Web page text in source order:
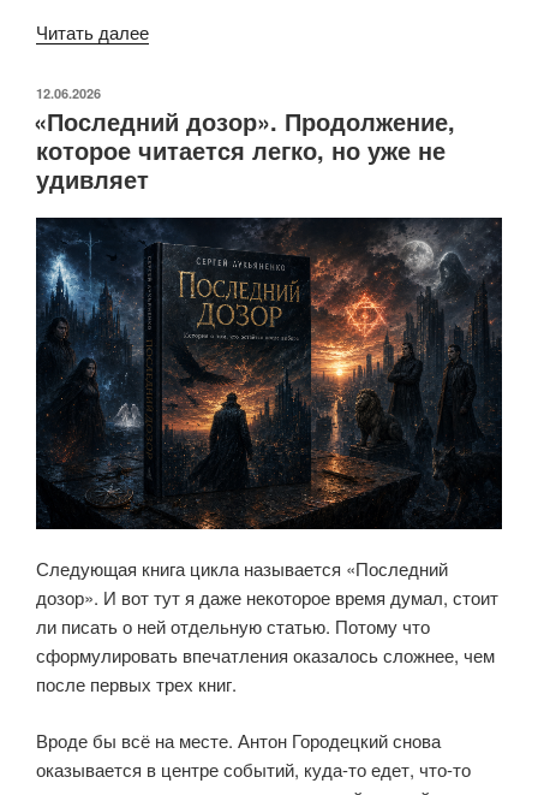
Читать далее««Новый
книга,
где
Лукьяненко
разгоняет
цикл»
ОПУБЛИКОВАНО
12.06.2026
«Последний дозор». Продолжение,
которое читается легко, но уже не
удивляет
Следующая книга цикла называется «Последний
дозор». И вот тут я даже некоторое время думал, стоит
ли писать о ней отдельную статью. Потому что
сформулировать впечатления оказалось сложнее, чем
после первых трех книг.
Вроде бы всё на месте. Антон Городецкий снова
оказывается в центре событий, куда-то едет, что-то